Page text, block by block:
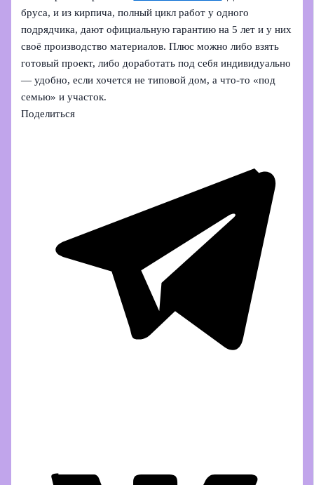
бруса, и из кирпича, полный цикл работ у одного
подрядчика, дают официальную гарантию на 5 лет и у них
своё производство материалов. Плюс можно либо взять
готовый проект, либо доработать под себя индивидуально
— удобно, если хочется не типовой дом, а что-то «под
семью» и участок.
Поделиться